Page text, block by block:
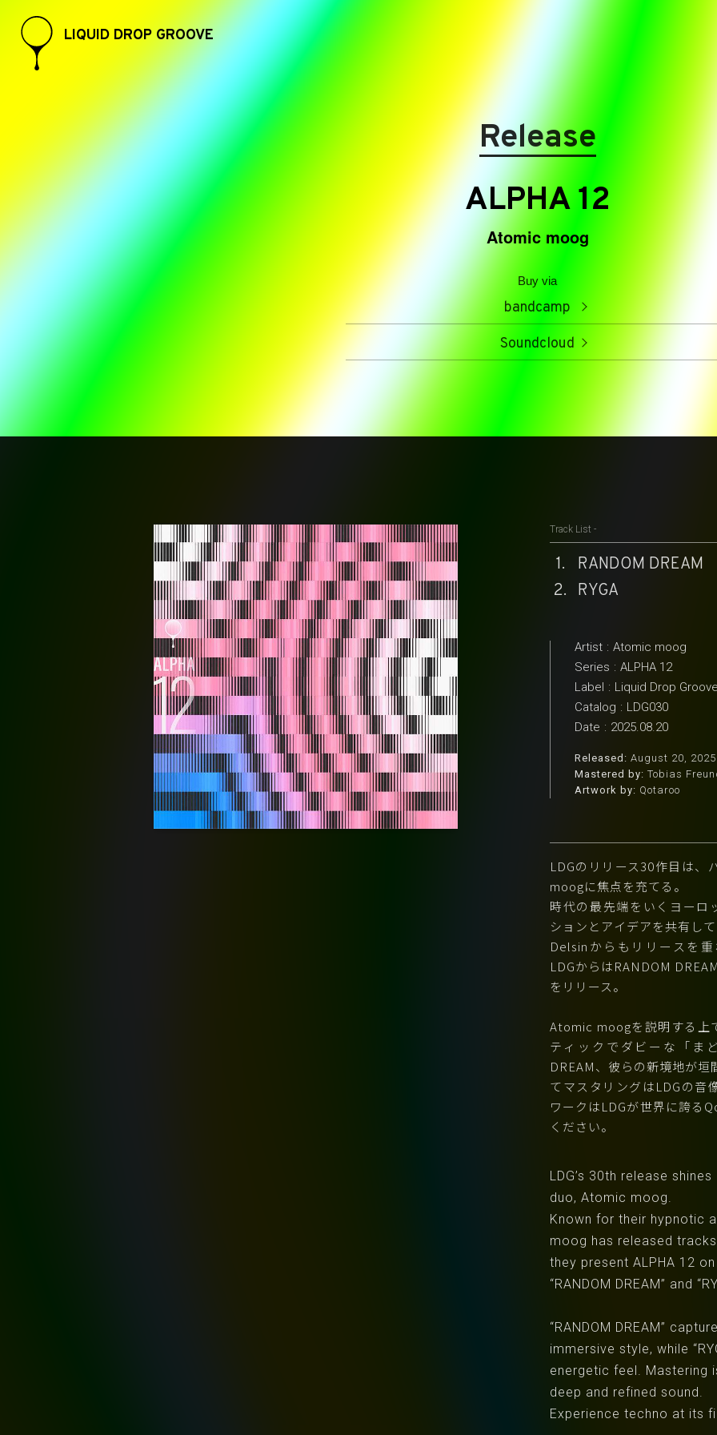
LIQUID DROP GROOVE
Release
ALPHA 12
Atomic moog
Buy via
bandcamp
Soundcloud
Track List -
RANDOM DREAM
RYGA
Artist : Atomic moog
Series : ALPHA 12
Label : Liquid Drop
Catalog : LDG030
Date : 2025.08.20
Released: August 20, 2025
Mastered by: Tobias
Artwork by: Qotaroo
LDGのリリース30作目は
moogに焦点を充てる。
時代の最先端をいくヨーロ
ションとアイデアを共有し
Delsinからもリリースを
LDGからはRANDOM
をリリース。
Atomic moogを説明する上
ティックでダビーな「ま
DREAM、彼らの新境地が垣
てマスタリングはLDGの音
ワークはLDGが世界に誇る
ください。
LDG’s 30th release
duo, Atomic moog.
Known for their hypnotic
moog has released
they present ALPHA 12
“RANDOM DREAM” and
“RANDOM DREAM”
immersive style, while
energetic feel. Mastering
deep and refined sound.
Experience techno at its